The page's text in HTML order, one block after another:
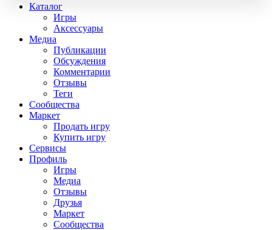
Каталог
Игры
Аксессуары
Медиа
Публикации
Обсуждения
Комментарии
Отзывы
Теги
Сообщества
Маркет
Продать игру
Купить игру
Сервисы
Профиль
Игры
Медиа
Отзывы
Друзья
Маркет
Сообщества